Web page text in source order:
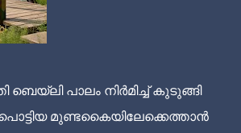
പാലം നിർമിച്ച് കുടുങ്ങി
മുണ്ടകൈയിലേക്കെത്താൻ